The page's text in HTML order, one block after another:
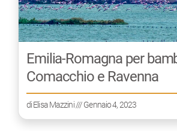
Emilia-Romagna per
Comacchio e Ravenna
diElisa Mazzini/// Gennaio 4, 2023